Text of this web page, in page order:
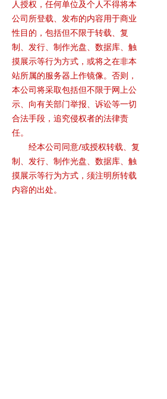
人授权，任何单位及个人不得将本
公司所登载、发布的内容用于商业
性目的，包括但不限于转载、复
制、发行、制作光盘、数据库、触
摸展示等行为方式，或将之在非本
站所属的服务器上作镜像。否则，
本公司将采取包括但不限于网上公
示、向有关部门举报、诉讼等一切
合法手段，追究侵权者的法律责
任。
经本公司同意/或授权转载、复
制、发行、制作光盘、数据库、触
摸展示等行为方式，须注明所转载
内容的出处。